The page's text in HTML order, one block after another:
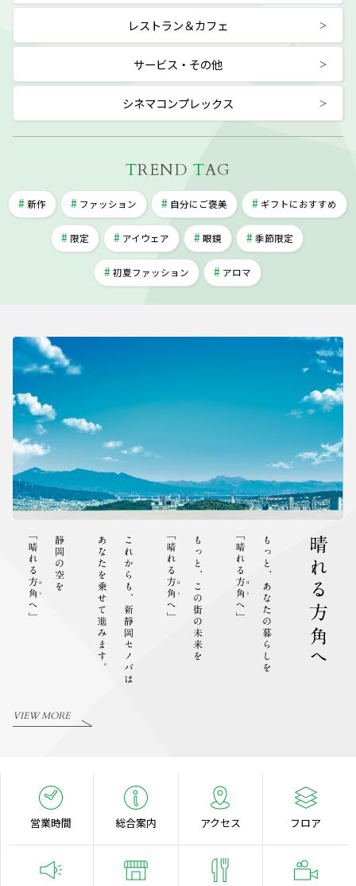
レストラン＆カフェ
サービス・その他
シネマコンプレックス
TREND TAG
新作 ファッション 自分にご褒美 ギフトにおすすめ
限定 アイウェア 眼鏡 季節限定
初夏ファッション アロマ
VIEW MORE
営業時間 総合案内 アクセス フロア